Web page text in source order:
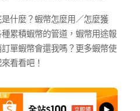
什麼？蝦幣怎麼用／怎麼獲
累積蝦幣的管道，蝦幣用途報
單蝦幣會還我嗎？更多蝦幣使
看看吧！